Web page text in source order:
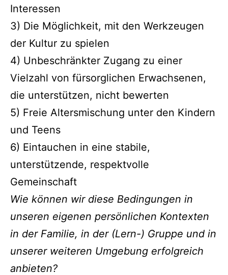
Interessen
3) Die Möglichkeit, mit den Werkzeugen
der Kultur zu spielen
4) Unbeschränkter Zugang zu einer
Vielzahl von fürsorglichen Erwachsenen,
die unterstützen, nicht bewerten
5) Freie Altersmischung unter den Kindern
und Teens
6) Eintauchen in eine stabile,
unterstützende, respektvolle
Gemeinschaft
Wie können wir diese Bedingungen in
unseren eigenen persönlichen Kontexten
in der Familie, in der (Lern-) Gruppe und in
unserer weiteren Umgebung erfolgreich
anbieten?